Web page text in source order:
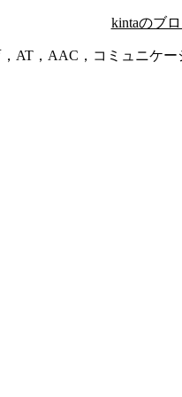
kintaのブ
，AT，AAC，コミュニケ